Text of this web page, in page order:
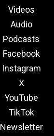
Videos
Audio
Podcasts
Facebook
Instagram
X
YouTube
TikTok
Newsletter